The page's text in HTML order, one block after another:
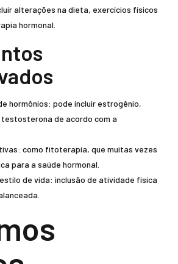
alterações na dieta, exercícios físicos
hormonal.
hormônios: pode incluir estrogênio,
de acordo com a
como fitoterapia, que muitas vezes
para a saúde hormonal.
de vida: inclusão de atividade física